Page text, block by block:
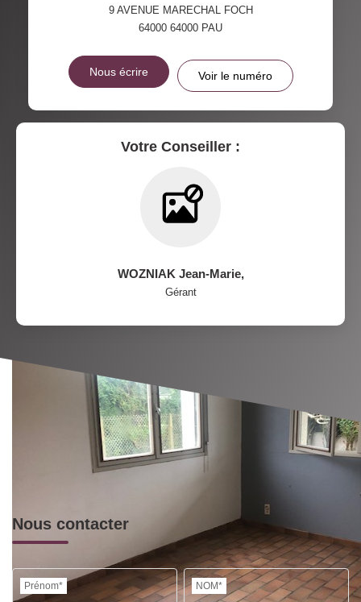
9 AVENUE MARECHAL FOCH
64000 64000 PAU
Nous écrire Voir le numéro
Votre Conseiller :
WOZNIAK Jean-Marie,
Gérant
Nous contacter
Prénom* NOM*